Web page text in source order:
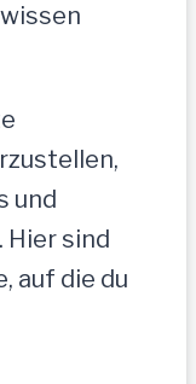
und
Hier sind
auf die du